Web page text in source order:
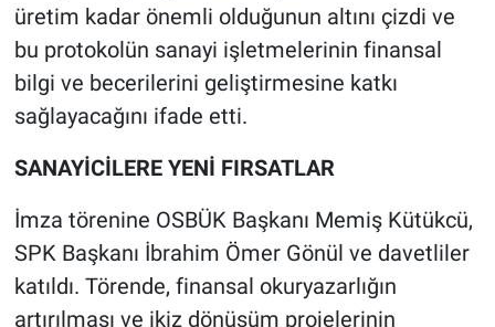
üretim kadar önemli olduğunun altını çizdi ve
bu protokolün sanayi işletmelerinin finansal
bilgi ve becerilerini geliştirmesine katkı
sağlayacağını ifade etti.
SANAYİCİLERE YENİ FIRSATLAR
İmza törenine OSBÜK Başkanı Memiş Kütükcü,
SPK Başkanı İbrahim Ömer Gönül ve davetliler
katıldı. Törende, finansal okuryazarlığın
artırılması ve ikiz dönüşüm projelerinin